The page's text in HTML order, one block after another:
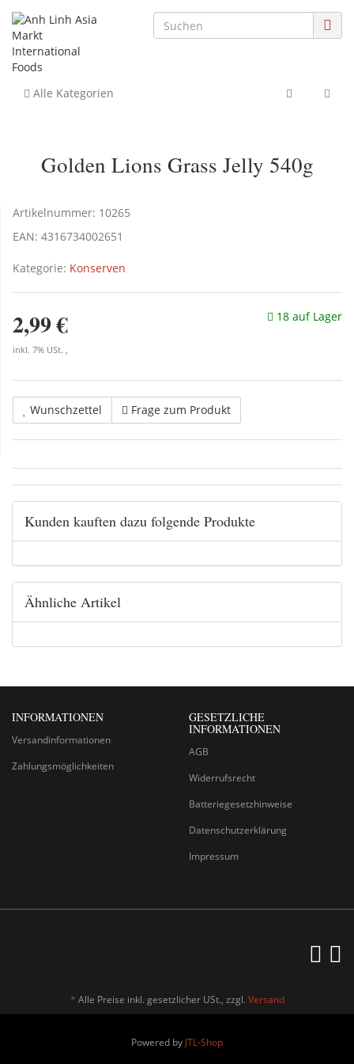
Alle Kategorien
Golden Lions Grass Jelly 540g
Artikelnummer: 10265
EAN: 4316734002651
Kategorie: Konserven
2,99 €
inkl. 7% USt. ,
18 auf Lager
Wunschzettel Frage zum Produkt
Kunden kauften dazu folgende Produkte
Ähnliche Artikel
INFORMATIONEN
Versandinformationen
Zahlungsmöglichkeiten
GESETZLICHE
INFORMATIONEN
AGB
Widerrufsrecht
Batteriegesetzhinweise
Datenschutzerklärung
Impressum
* Alle Preise inkl. gesetzlicher USt., zzgl. Versand
Powered by JTL-Shop